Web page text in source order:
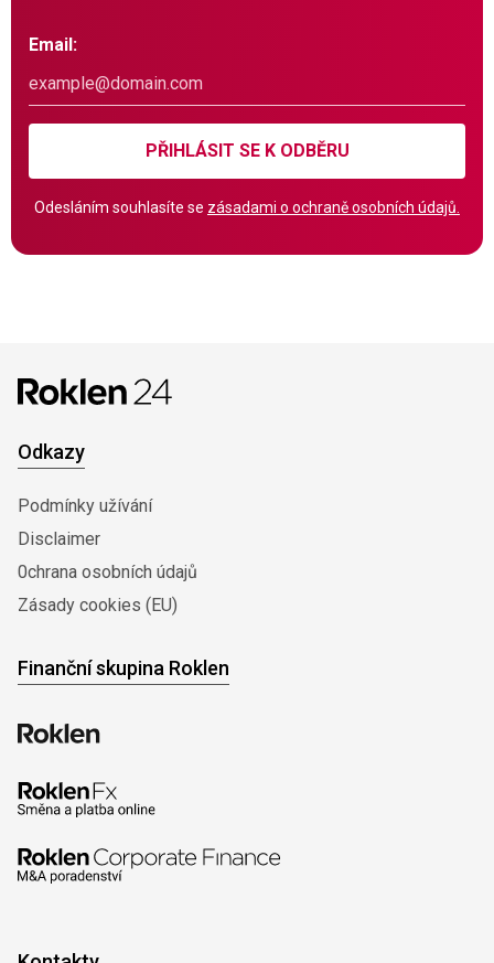
Email:
PŘIHLÁSIT SE K ODBĚRU
Odesláním souhlasíte se zásadami o ochraně osobních údajů.
Odkazy
Podmínky užívání
Disclaimer
0chrana osobních údajů
Zásady cookies (EU)
Finanční skupina Roklen